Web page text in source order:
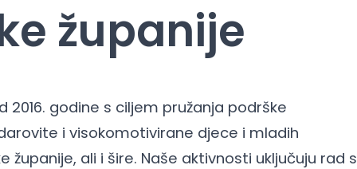
županije
2016. godine s ciljem pružanja podrške
i visokomotivirane djece i mladih
ali i šire. Naše aktivnosti uključuju rad s